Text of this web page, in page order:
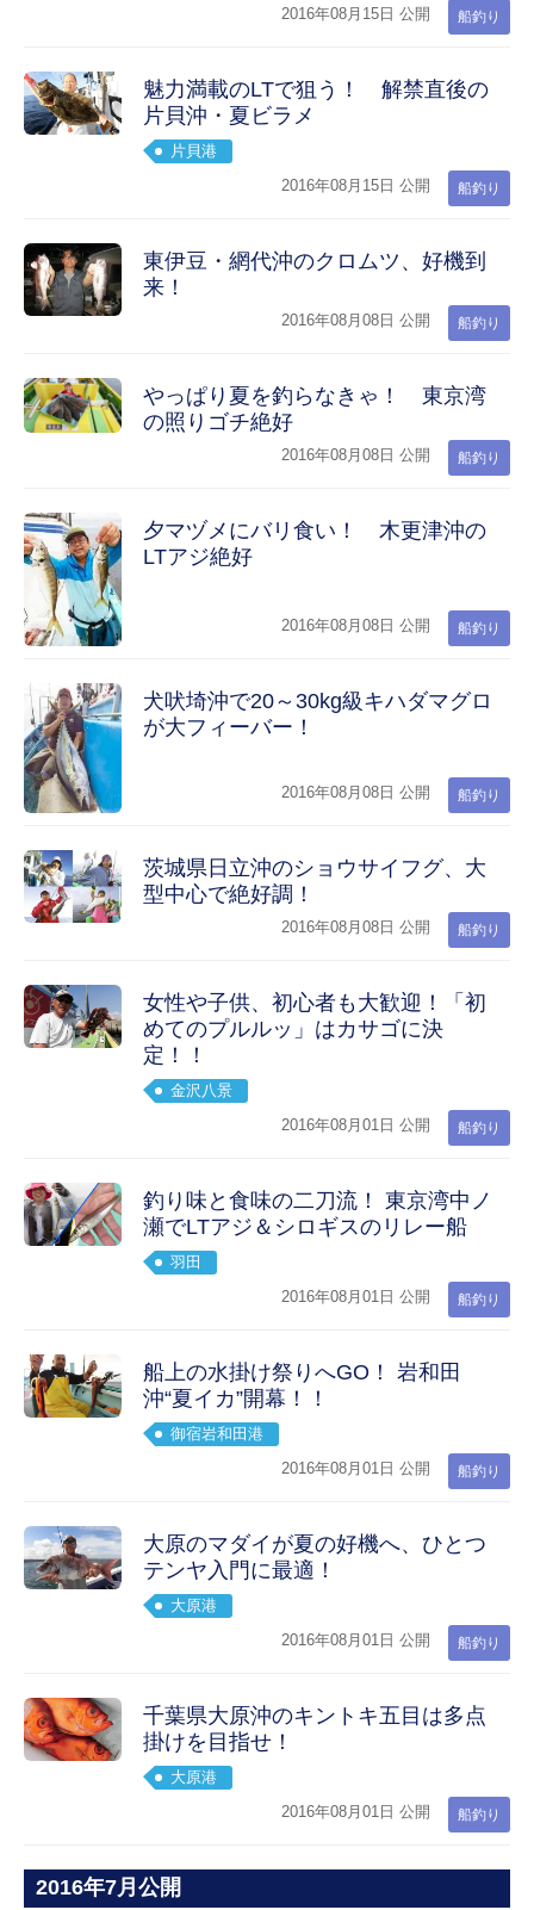
船釣り
2016年08月15日 公開
魅力満載のLTで狙う！ 解禁直後の
片貝沖・夏ビラメ
片貝港
船釣り
2016年08月15日 公開
東伊豆・網代沖のクロムツ、好機到
来！
船釣り
2016年08月08日 公開
やっぱり夏を釣らなきゃ！ 東京湾
の照りゴチ絶好
船釣り
2016年08月08日 公開
夕マヅメにバリ食い！ 木更津沖の
LTアジ絶好
船釣り
2016年08月08日 公開
犬吠埼沖で20～30kg級キハダマグロ
が大フィーバー！
船釣り
2016年08月08日 公開
茨城県日立沖のショウサイフグ、大
型中心で絶好調！
船釣り
2016年08月08日 公開
女性や子供、初心者も大歓迎！「初
めてのプルルッ」はカサゴに決
定！！
金沢八景
船釣り
2016年08月01日 公開
釣り味と食味の二刀流！ 東京湾中ノ
瀬でLTアジ＆シロギスのリレー船
羽田
船釣り
2016年08月01日 公開
船上の水掛け祭りへGO！ 岩和田
沖“夏イカ”開幕！！
御宿岩和田港
船釣り
2016年08月01日 公開
大原のマダイが夏の好機へ、ひとつ
テンヤ入門に最適！
大原港
船釣り
2016年08月01日 公開
千葉県大原沖のキントキ五目は多点
掛けを目指せ！
大原港
船釣り
2016年08月01日 公開
2016年7月公開